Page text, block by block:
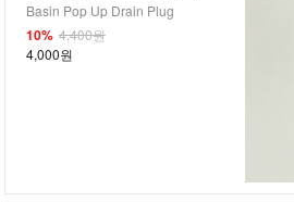
Basin Pop Up Drain Plug
10% 4,400원
4,000원